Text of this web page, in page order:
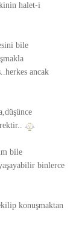
halet-i
bile
ancak
bile
binlerce
konuşmaktan